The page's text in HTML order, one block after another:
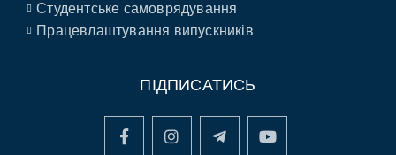
Студентське самоврядування
Працевлаштування випускників
ПІДПИСАТИСЬ